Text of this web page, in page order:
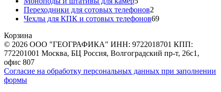
товаров
Переходники для сотовых телефонов2
товара
Чехлы для КПК и сотовых телефонов6969
Корзина
© 2026 ООО "ГЕОГРАФИКА" ИНН: 9722018701 КПП:
772201001 Москва, БЦ Россия, Волгоградский пр-т, 26с1,
офис 807
Согласие на обработку персональных данных при заполнении
формы